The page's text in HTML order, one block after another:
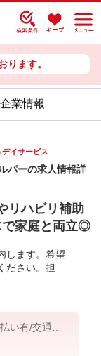
ります。
企業情報
イサービス
パーの求人情報詳
リハビリ補助
で家庭と両立◎
します。希望
ださい。担
い有/交通費